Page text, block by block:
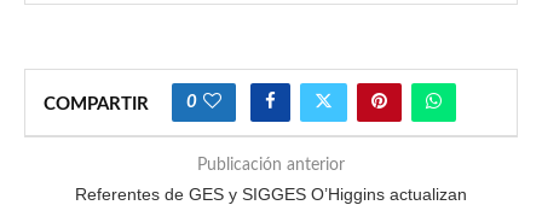
COMPARTIR 0
Publicación anterior
Referentes de GES y SIGGES O’Higgins actualizan